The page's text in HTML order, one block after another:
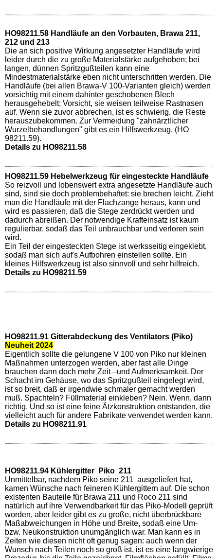
HO98211.58 Handläufe an den Vorbauten, Brawa 211,
212 und 213
Die an sich positive Wirkung angesetzter Handläufe wird
leider durch die zu große Materialstärke aufgehoben; bei
langen, dünnen Spritzgußteilen kann eine
Mindestmaterialstärke eben nicht unterschritten werden. Die
Handläufe (bei allen Brawa-V 100-Varianten gleich) werden
vorsichtig mit einem dahinter geschobenen Blech
herausgehebelt; Vorsicht, sie weisen teilweise Rastnasen
auf. Wenn sie zuvor abbrechen, ist es schwierig, die Reste
herauszubekommen. Zur Vermeidung "zahnärztlicher
Wurzelbehandlungen" gibt es ein Hilfswerkzeug. (HO
98211.59).
Details zu HO98211.58
HO98211.59 Hebelwerkzeug für eingesteckte Handläufe
So reizvoll und lobenswert extra angesetzte Handläufe auch
sind, sind sie doch problembehaftet: sie brechen leicht. Zieht
man die Handläufe mit der Flachzange heraus, kann und
wird es passieren, daß die Stege zerdrückt werden und
dadurch abreißen. Der notwendige Krafteinsatz ist kaum
regulierbar, sodaß das Teil unbrauchbar und verloren sein
wird.
Ein Teil der eingesteckten Stege ist werksseitig eingeklebt,
sodaß man sich auf's Aufbohren einstellen sollte. Ein
kleines Hilfswerkzeug ist also sinnvoll und sehr hilfreich.
Details zu HO98211.59
HO98211.91 Gitterabdeckung des Ventilators (Piko)
Neuheit 2024
Eigentlich sollte die gelungene V 100 von Piko nur kleinen
Maßnahmen unterzogen werden, aber fast alle Dinge
brauchen dann doch mehr Zeit –und Aufmerksamkeit. Der
Schacht im Gehäuse, wo das Spritzgußteil eingelegt wird,
ist so breit, daß er irgendwie schmaler gemacht werden
muß. Spachteln? Füllmaterial einkleben? Nein. Wenn, dann
richtig. Und so ist eine feine Ätzkonstruktion entstanden, die
vielleicht auch für andere Fabrikate verwendet werden kann.
Details zu HO98211.91
HO98211.94 Kühlergitter Piko 211
Unmittelbar, nachdem Piko seine 211 ausgeliefert hat,
kamen Wünsche nach feineren Kühlergittern auf. Die schon
existenten Bauteile für Brawa 211 und Roco 211 sind
natürlich auf ihre Verwendbarkeit für das Piko-Modell geprüft
worden, aber leider gibt es zu große, nicht überbrückbare
Maßabweichungen in Höhe und Breite, sodaß eine Um-
bzw. Neukonstruktion unumgänglich war. Man kann es in
Zeiten wie diesen nicht oft genug sagen: auch wenn der
Wunsch nach Teilen noch so groß ist, ist es eine langwierige